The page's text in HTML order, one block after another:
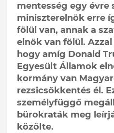
mentesség egy évre
miniszterelnök erre
fölül van, annak a
elnök van fölül.
hogy amíg Donald
Egyesült Államok
kormány van
rezsicsökkentés él.
személyfüggő
bürokraták meg
közölte.